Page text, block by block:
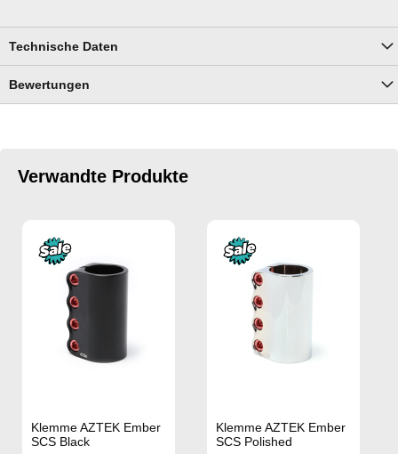
Technische Daten
Bewertungen
Verwandte Produkte
Klemme AZTEK Ember
SCS Black
Klemme AZTEK Ember
SCS Polished